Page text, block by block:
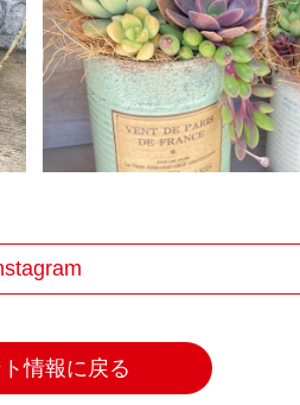
情報に戻る